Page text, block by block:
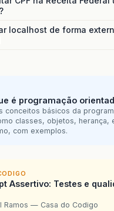
localhost de forma
é programação
conceitos básicos da
classes, objetos, herança,
com exemplos.
Assertivo: Testes e
Ramos — Casa do Codigo